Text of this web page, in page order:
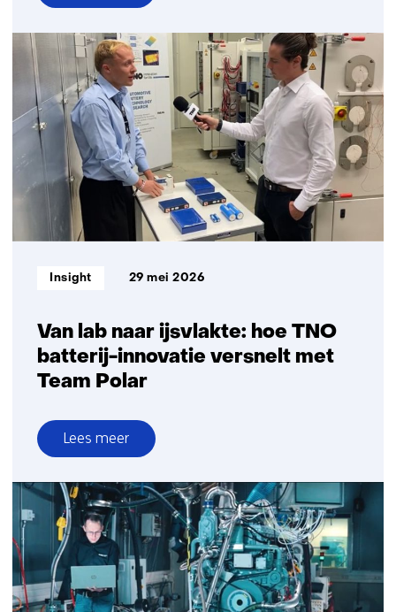
over
Zo
voorkom
je
wagenziekte
in
de
elektrische
auto
Van lab naar ijsvlakte: hoe TNO
batterij-innovatie versnelt met
Team Polar
Informatietype:
Insight 29 mei 2026
Lees meer
over
Van
lab
naar
ijsvlakte:
hoe
TNO
batterij-